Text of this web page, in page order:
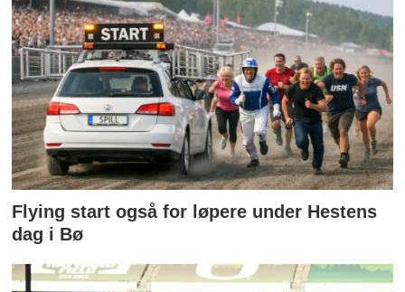
Flying start også for løpere under Hestens
dag i Bø